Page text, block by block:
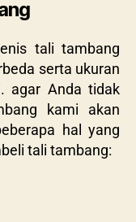
tali tambang
serta ukuran
agar Anda tidak
kami akan
hal yang
tali tambang: